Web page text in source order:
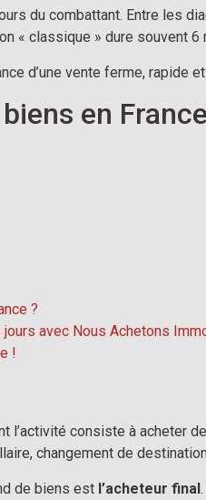
du combattant. Entre les
classique » dure souvent 6
d’une vente ferme, rapide
en France
?
avec Nous Achetons
!
l’activité consiste à acheter
changement de
de biens est l’acheteur final